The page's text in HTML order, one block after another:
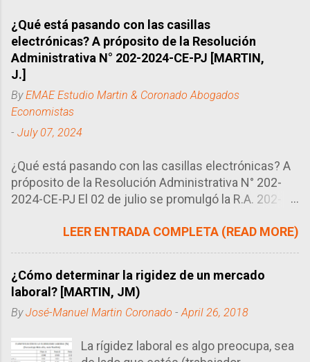
¿Qué está pasando con las casillas
electrónicas? A próposito de la Resolución
Administrativa N° 202-2024-CE-PJ [MARTIN,
J.]
ByEMAE Estudio Martin & Coronado Abogados
Economistas
- July 07, 2024
¿Qué está pasando con las casillas electrónicas? A
próposito de la Resolución Administrativa N° 202-
2024-CE-PJ El 02 de julio se promulgó la R.A. 202-
Judicial, órgano encargado de regular la manera en
que se llevan los procesos en el Perú, en este caso
como se sabe, las casillas electrónicas son como
correos electrónicos que utilizan los abogados
como buzón (domicilio procesal electrónico) para
procesos. Este sistema ha sustuido en gran medida
LEER ENTRADA COMPLETA (READ MORE)
¿Cómo determinar la rigidez de un mercado
laboral? [MARTIN, JM)
ByJosé-Manuel Martin Coronado -April 26, 2018
La rígidez laboral es algo preocupa, sea